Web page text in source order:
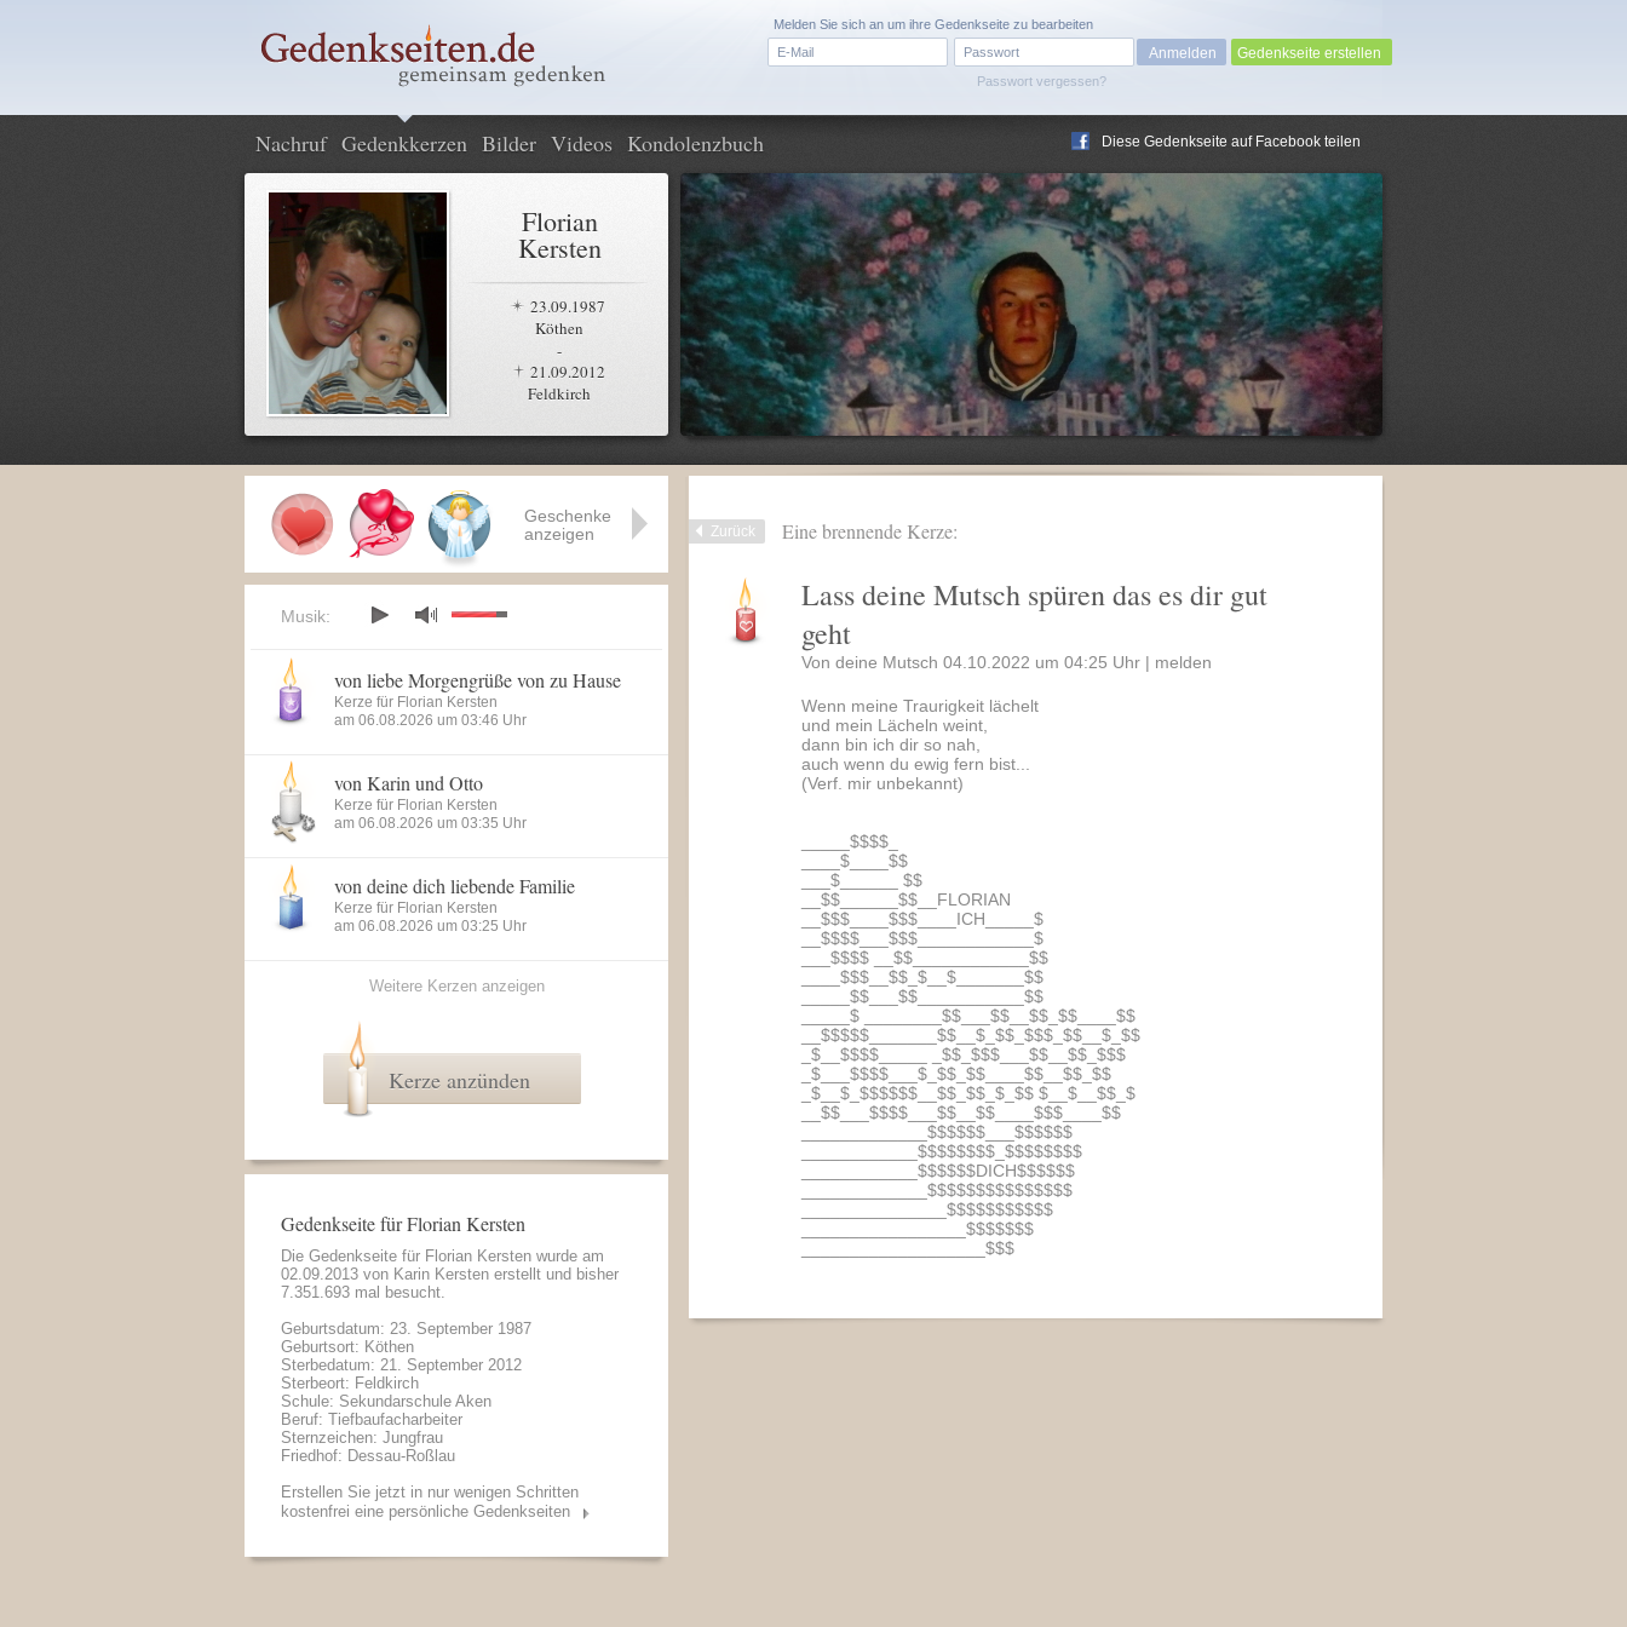
Passwort vergessen?
Melden Sie sich an um ihre Gedenkseite zu bearbeiten
Gedenkseite erstellen
Nachruf Gedenkkerzen Bilder Videos Kondolenzbuch Diese Gedenkseite auf Facebook teilen
Florian
Kersten
23.09.1987
Köthen
-
21.09.2012
Feldkirch
Zurück Eine brennende Kerze:
Lass deine Mutsch spüren das es dir gut
geht
Von deine Mutsch 04.10.2022 um 04:25 Uhr | melden
Wenn meine Traurigkeit lächelt
und mein Lächeln weint,
dann bin ich dir so nah,
auch wenn du ewig fern bist...
(Verf. mir unbekannt)
_____$$$$_
____$____$$
___$______ $$
__$$______$$__FLORIAN
__$$$____$$$____ICH_____$
__$$$$___$$$____________$
___$$$$ __$$____________$$
____$$$__$$_$__$_______$$
_____$$___$$___________$$
_____$ ________$$___$$__$$_$$____$$
__$$$$$_______$$__$_$$_$$$_$$__$_$$
_$__$$$$_____ _$$_$$$___$$__$$_$$$
_$___$$$$___$_$$_$$____$$__$$_$$
_$__$_$$$$$$__$$_$$_$_$$ $__$__$$_$
__$$___$$$$___$$__$$____$$$____$$
_____________$$$$$$___$$$$$$
____________$$$$$$$$_$$$$$$$$
____________$$$$$$DICH$$$$$$
_____________$$$$$$$$$$$$$$$
_______________$$$$$$$$$$$
_________________$$$$$$$
___________________$$$
Geschenke
anzeigen
Musik:
von liebe Morgengrüße von zu Hause
Kerze für Florian Kersten
am 06.08.2026 um 03:46 Uhr
von Karin und Otto
Kerze für Florian Kersten
am 06.08.2026 um 03:35 Uhr
von deine dich liebende Familie
Kerze für Florian Kersten
am 06.08.2026 um 03:25 Uhr
Weitere Kerzen anzeigen
Kerze anzünden
Gedenkseite für Florian Kersten
Die Gedenkseite für Florian Kersten wurde am
02.09.2013 von Karin Kersten erstellt und bisher
7.351.693 mal besucht.
Geburtsdatum: 23. September 1987
Geburtsort: Köthen
Sterbedatum: 21. September 2012
Sterbeort: Feldkirch
Schule: Sekundarschule Aken
Beruf: Tiefbaufacharbeiter
Sternzeichen: Jungfrau
Friedhof: Dessau-Roßlau
Erstellen Sie jetzt in nur wenigen Schritten
kostenfrei eine persönliche Gedenkseiten